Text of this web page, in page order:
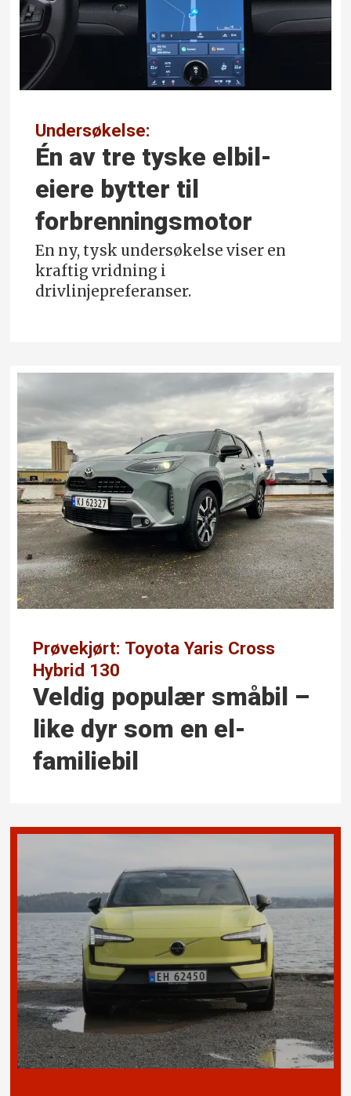
Undersøkelse:
Én av tre tyske elbil­
eiere bytter til
forbrennings­motor
En ny, tysk undersøkelse viser en
kraftig vridning i
drivlinjepreferanser.
Prøvekjørt: Toyota Yaris Cross
Hybrid 130
Veldig populær småbil –
like dyr som en el-
familiebil